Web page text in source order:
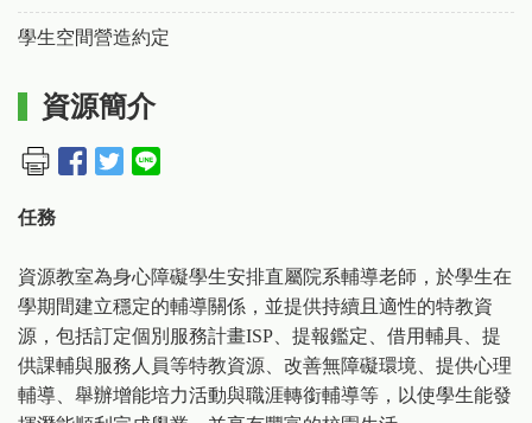
學生空間營造約定
資源簡介
任務
資源教室為身心障礙學生安排直屬院系輔導老師，於學生在
學期間建立穩定的輔導關係，並提供持續且適性的特教資
源，包括訂定個別服務計畫ISP 、提報鑑定、借用輔具、提
供課輔與服務人員等特教資源、改善無障礙環境、提供心理
輔導、舉辦增能培力活動與職涯轉銜輔導等，以使學生能發